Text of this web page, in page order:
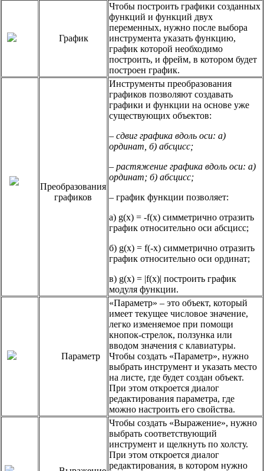
График
Чтобы построить графики созданных
функций и функций двух
переменных, нужно после выбора
инструмента указать функцию,
график которой необходимо
построить, и фрейм, в котором будет
построен график.
Преобразования
графиков
Инструменты преобразования
графиков позволяют создавать
графики и функции на основе уже
существующих объектов:
– сдвиг графика вдоль оси: а)
ординат, б) абсцисс;
– растяжение графика вдоль оси: а)
ординат; б) абсцисс;
– график функции позволяет:
а) g(x) = -f(x) симметрично отразить
график относительно оси абсцисс;
б) g(x) = f(-x) симметрично отразить
график относительно оси ординат;
в) g(x) = |f(x)| построить график
модуля функции.
Параметр
«Параметр» – это объект, который
имеет текущее числовое значение,
легко изменяемое при помощи
кнопок-стрелок, ползунка или
вводом значения с клавиатуры.
Чтобы создать «Параметр», нужно
выбрать инструмент и указать место
на листе, где будет создан объект.
При этом откроется диалог
редактирования параметра, где
можно настроить его свойства.
Чтобы создать «Выражение», нужно
выбрать соответствующий
инструмент и щелкнуть по холсту.
При этом откроется диалог
редактирования, в котором нужно